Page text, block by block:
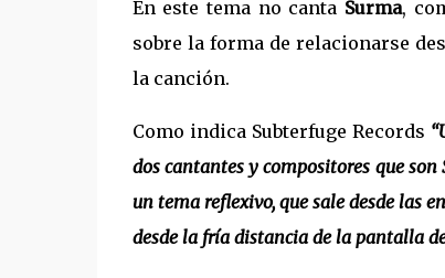
En este tema no canta Surma,
sobre la forma de relacionarse
la canción.
Como indica Subterfuge Records
dos cantantes y compositores que
un tema reflexivo, que sale desde las
desde la fría distancia de la pantalla